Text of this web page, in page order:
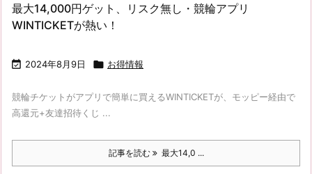
最大14,000円ゲット、リスク無し・競輪アプリ
WINTICKETが熱い！
 2024年8月9日  お得情報
競輪チケットがアプリで簡単に買えるWINTICKETが、モッピー経由で
高還元+友達招待くじ ...
記事を読む 最大14,0 ...